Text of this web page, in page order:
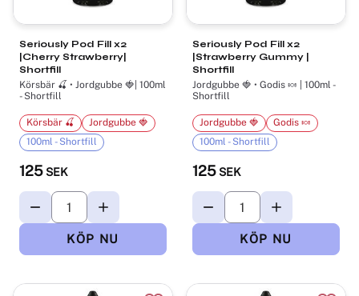
Seriously Pod Fill x2
|Cherry Strawberry|
Shortfill
Körsbär 🍒 • Jordgubbe 🍓| 100ml
- Shortfill
125 SEK
Körsbär 🍒
Jordgubbe 🍓
100ml - Shortfill
Seriously Pod Fill x2
|Strawberry Gummy |
Shortfill
Jordgubbe 🍓 • Godis 🍬 | 100ml -
Shortfill
125 SEK
Jordgubbe 🍓
Godis 🍬
100ml - Shortfill